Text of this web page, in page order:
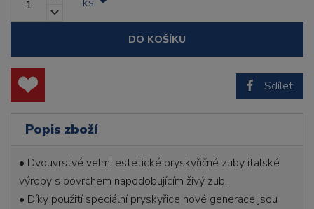
DO KOŠÍKU
Sdílet
Popis zboží
• Dvouvrstvé velmi estetické pryskyřičné zuby italské
výroby s povrchem napodobujícím živý zub.
• Díky použití speciální pryskyřice nové generace jsou